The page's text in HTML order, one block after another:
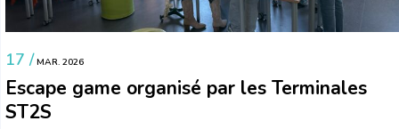
17 / MAR. 2026
Escape game organisé par les Terminales
ST2S